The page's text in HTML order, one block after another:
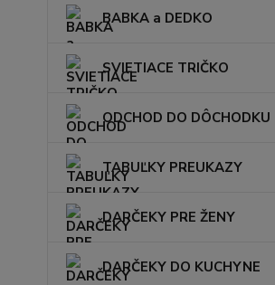
BABKA a DEDKO
SVIETIACE TRIČKO
ODCHOD DO DÔCHODKU
TABUĽKY PREUKAZY
DARČEKY PRE ŽENY
DARČEKY DO KUCHYNE